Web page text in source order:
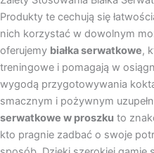
Produkty te cechują się
nich korzystać w dowolnym
oferujemy białka serwatkowe,
treningowe i pomagają w
wygodą przygotowywania
smacznym i pożywnym
serwatkowe w proszku to
kto pragnie zadbać o swoje